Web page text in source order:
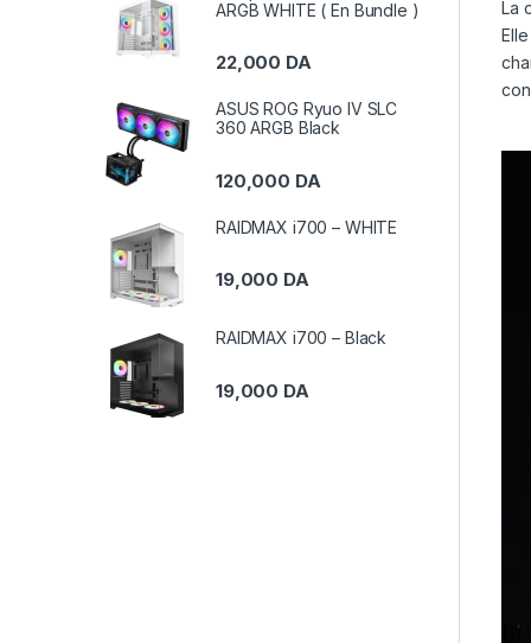
La
ARGB WHITE ( En Bundle )
22,000 DA
ASUS ROG Ryuo IV SLC
360 ARGB Black
120,000 DA
RAIDMAX i700 – WHITE
19,000 DA
RAIDMAX i700 – Black
19,000 DA